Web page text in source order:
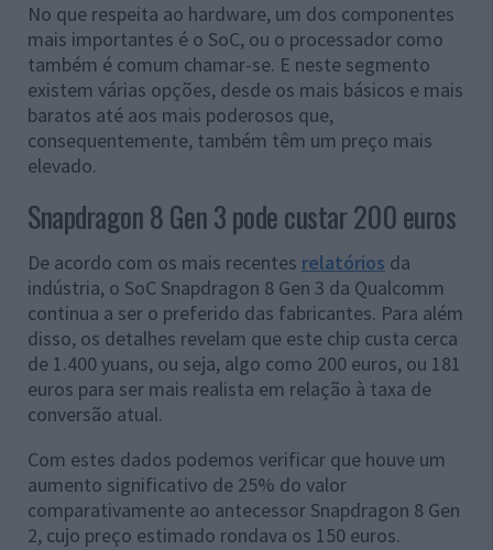
No que respeita ao hardware, um dos componentes
mais importantes é o SoC, ou o processador como
também é comum chamar-se. E neste segmento
existem várias opções, desde os mais básicos e mais
baratos até aos mais poderosos que,
consequentemente, também têm um preço mais
elevado.
Snapdragon 8 Gen 3 pode custar 200 euros
De acordo com os mais recentes relatórios da
indústria, o SoC Snapdragon 8 Gen 3 da Qualcomm
continua a ser o preferido das fabricantes. Para além
disso, os detalhes revelam que este chip custa cerca
de 1.400 yuans, ou seja, algo como 200 euros, ou 181
euros para ser mais realista em relação à taxa de
conversão atual.
Com estes dados podemos verificar que houve um
aumento significativo de 25% do valor
comparativamente ao antecessor Snapdragon 8 Gen
2, cujo preço estimado rondava os 150 euros.